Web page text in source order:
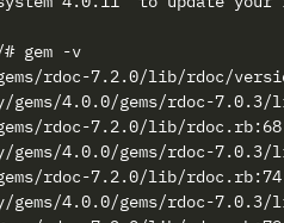
# gem -v
rdoc-7.2.0/lib/rdoc/
4.0.0/gems/rdoc-7.0.3/
rdoc-7.2.0/lib/
4.0.0/gems/rdoc-
rdoc-7.2.0/lib/rdoc.rb:74:
4.0.0/gems/rdoc-7.0.3/